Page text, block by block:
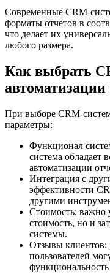
Современные CRM-
форматы отчетов в
что делает их
любого размера.
Как выбрать
автоматизации
При выборе CRM-
параметры:
Функционал
система
автоматизации
Интеграция с
эффективности
другими
Стоимость: важно
стоимость, но и
системы.
Отзывы клиентов:
пользователей